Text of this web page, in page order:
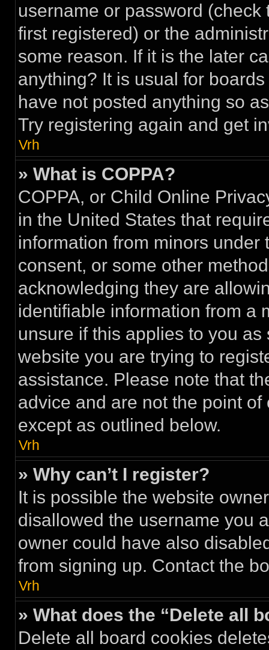
username or password
first registered) or the
some reason. If it is the later
anything? It is usual for
have not posted anything so
Try registering again and get
Vrh
» What is COPPA?
COPPA, or Child Online
in the United States that
information from minors
consent, or some other
acknowledging they are
identifiable information from a
unsure if this applies to you
website you are trying to
assistance. Please note that
advice and are not the point
except as outlined below.
Vrh
» Why can’t I register?
It is possible the website
disallowed the username you
owner could have also
from signing up. Contact the
Vrh
» What does the “Delete all
Delete all board cookies